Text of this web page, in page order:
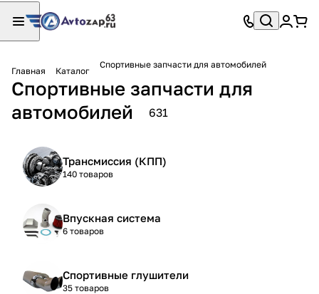
Главная Каталог
Спортивные запчасти для автомобилей
Спортивные запчасти для
автомобилей
631
Трансмиссия (КПП)
140 товаров
Впускная система
6 товаров
Спортивные глушители
35 товаров